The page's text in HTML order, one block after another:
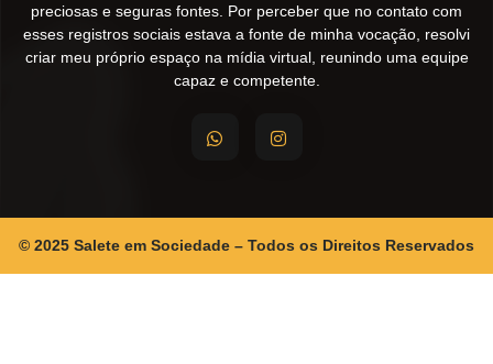
preciosas e seguras fontes. Por perceber que no contato com
esses registros sociais estava a fonte de minha vocação, resolvi
criar meu próprio espaço na mídia virtual, reunindo uma equipe
capaz e competente.
© 2025 Salete em Sociedade – Todos os Direitos Reservados